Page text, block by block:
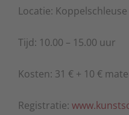
Locatie:
Tijd: 10.00 – 15.00 uur
Kosten: 31 € + 10 €
Registratie: